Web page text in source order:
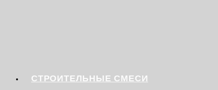
СТРОИТЕЛЬНЫЕ СМЕСИ